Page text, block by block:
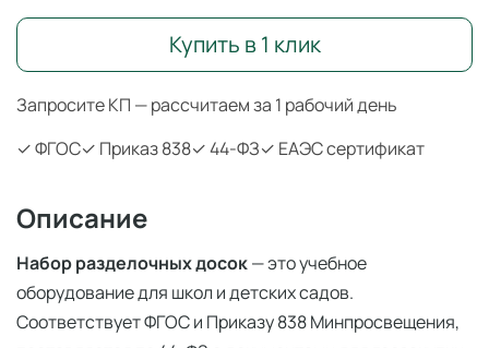
Запросите КП — рассчитаем за 1 рабочий день
✓ ФГОС✓ Приказ 838✓ 44-ФЗ✓ ЕАЭС сертификат
Купить в 1 клик
Описание
Набор разделочных досок— это учебное
оборудование для школ и детских садов.
Соответствует ФГОС и Приказу 838 Минпросвещения,